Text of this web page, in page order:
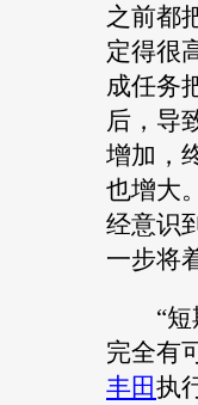
之前都
定得很
成任务
后，导
增加，
也增大
经意识
一步将
“短
完全有
丰田执